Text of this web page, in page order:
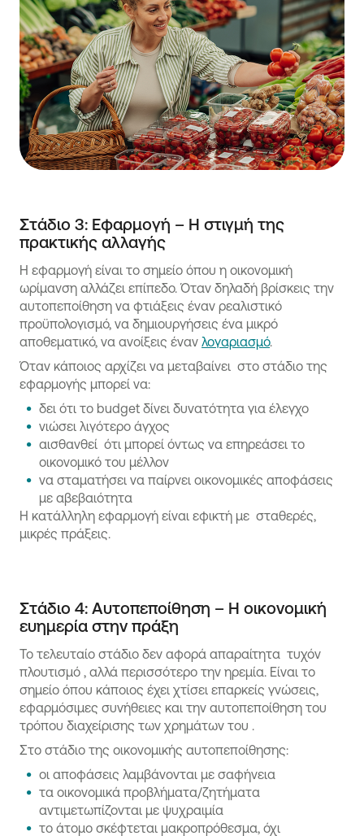
Στάδιο 3: Εφαρμογή – Η στιγμή της
πρακτικής αλλαγής
Η εφαρμογή είναι το σημείο όπου η οικονομική
ωρίμανση αλλάζει επίπεδο. Όταν δηλαδή βρίσκεις την
αυτοπεποίθηση να φτιάξεις έναν ρεαλιστικό
προϋπολογισμό, να δημιουργήσεις ένα μικρό
αποθεματικό, να ανοίξεις έναν λογαριασμό.
Όταν κάποιος αρχίζει να μεταβαίνει στο στάδιο της
εφαρμογής μπορεί να:
δει ότι το budget δίνει δυνατότητα για έλεγχο
νιώσει λιγότερο άγχος
αισθανθεί ότι μπορεί όντως να επηρεάσει το
οικονομικό του μέλλον
να σταματήσει να παίρνει οικονομικές αποφάσεις
με αβεβαιότητα
Η κατάλληλη εφαρμογή είναι εφικτή με σταθερές,
μικρές πράξεις.
Στάδιο 4: Αυτοπεποίθηση – Η οικονομική
ευημερία στην πράξη
Το τελευταίο στάδιο δεν αφορά απαραίτητα τυχόν
πλουτισμό , αλλά περισσότερο την ηρεμία. Είναι το
σημείο όπου κάποιος έχει χτίσει επαρκείς γνώσεις,
εφαρμόσιμες συνήθειες και την αυτοπεποίθηση του
τρόπου διαχείρισης των χρημάτων του .
Στο στάδιο της οικονομικής αυτοπεποίθησης:
οι αποφάσεις λαμβάνονται με σαφήνεια
τα οικονομικά προβλήματα/ζητήματα
αντιμετωπίζονται με ψυχραιμία
το άτομο σκέφτεται μακροπρόθεσμα, όχι